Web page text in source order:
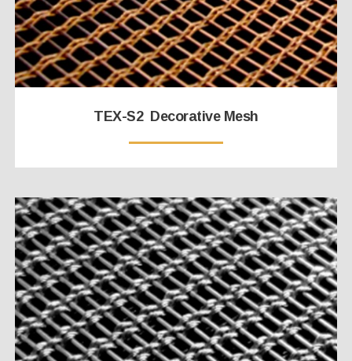
TEX-S2 Decorative Mesh